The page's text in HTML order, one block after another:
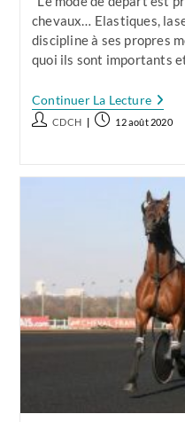
chevaux… Elastiques,
discipline à ses propres
quoi ils sont importants
Continuer La LectureLes
Modes
De
Un
Indice
Pour
Vos
Jeux…
Et
Vos
Gains
!
Auteur/autrice
publication :
CDCH
Publication
12 août 2020